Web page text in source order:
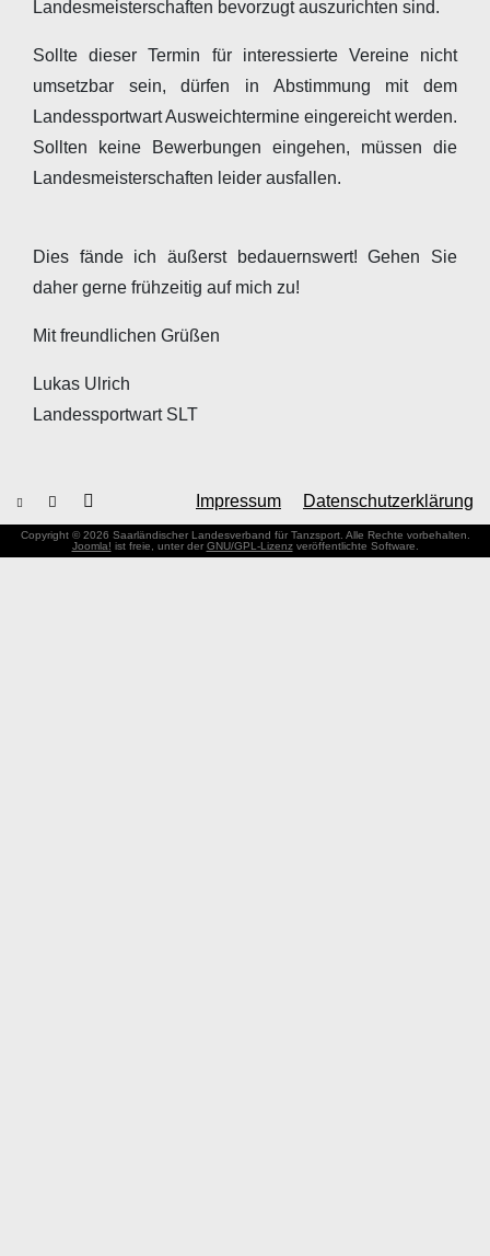
Landesmeisterschaften bevorzugt auszurichten sind.
Sollte dieser Termin für interessierte Vereine nicht
umsetzbar sein, dürfen in Abstimmung mit dem
Landessportwart Ausweichtermine eingereicht werden.
Sollten keine Bewerbungen eingehen, müssen die
Landesmeisterschaften leider ausfallen.
Dies fände ich äußerst bedauernswert! Gehen Sie
daher gerne frühzeitig auf mich zu!
Mit freundlichen Grüßen
Lukas Ulrich
Landessportwart SLT
Impressum Datenschutzerklärung
Copyright © 2026 Saarländischer Landesverband für Tanzsport. Alle Rechte vorbehalten.
Joomla! ist freie, unter der GNU/GPL-Lizenzveröffentlichte Software.